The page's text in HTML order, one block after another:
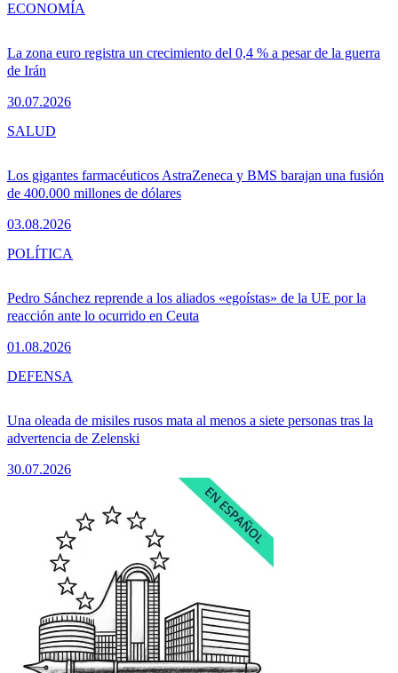
La zona euro registra un crecimiento del 0,4 % a pesar de la guerra
de Irán
30.07.2026
ECONOMÍA
Los gigantes farmacéuticos AstraZeneca y BMS barajan una fusión
de 400.000 millones de dólares
03.08.2026
SALUD
Pedro Sánchez reprende a los aliados «egoístas» de la UE por la
reacción ante lo ocurrido en Ceuta
01.08.2026
POLÍTICA
Una oleada de misiles rusos mata al menos a siete personas tras la
advertencia de Zelenski
30.07.2026
DEFENSA